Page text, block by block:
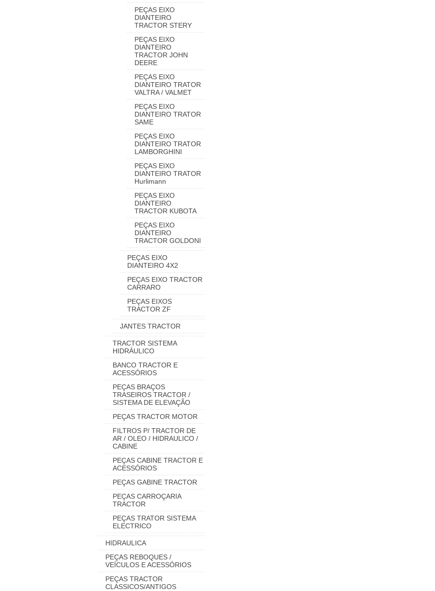
PEÇAS EIXO
DIANTEIRO
TRACTOR STERY
PEÇAS EIXO
DIANTEIRO
TRACTOR JOHN
DEERE
PEÇAS EIXO
DIANTEIRO TRATOR
VALTRA / VALMET
PEÇAS EIXO
DIANTEIRO TRATOR
SAME
PEÇAS EIXO
DIANTEIRO TRATOR
LAMBORGHINI
PEÇAS EIXO
DIANTEIRO TRATOR
Hurlimann
PEÇAS EIXO
DIANTEIRO
TRACTOR KUBOTA
PEÇAS EIXO
DIANTEIRO
TRACTOR GOLDONI
PEÇAS EIXO
DIANTEIRO 4X2
PEÇAS EIXO TRACTOR
CARRARO
PEÇAS EIXOS
TRACTOR ZF
JANTES TRACTOR
TRACTOR SISTEMA
HIDRÁULICO
BANCO TRACTOR E
ACESSÓRIOS
PEÇAS BRAÇOS
TRASEIROS TRACTOR /
SISTEMA DE ELEVAÇÃO
PEÇAS TRACTOR MOTOR
FILTROS P/ TRACTOR DE
AR / OLEO / HIDRAULICO /
CABINE
PEÇAS CABINE TRACTOR E
ACESSÓRIOS
PEÇAS GABINE TRACTOR
PEÇAS CARROÇARIA
TRACTOR
PEÇAS TRATOR SISTEMA
ELECTRICO
HIDRAULICA
PEÇAS REBOQUES /
VEÍCULOS E ACESSÓRIOS
PEÇAS TRACTOR
CLASSICOS/ANTIGOS